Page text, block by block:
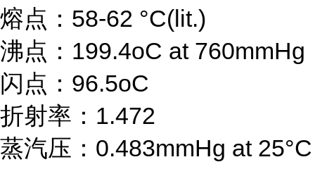
熔点：58-62 °C(lit.)
沸点：199.4oC at 760mmHg
闪点：96.5oC
折射率：1.472
蒸汽压：0.483mmHg at 25°C